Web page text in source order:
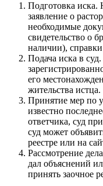
Подготовка иска.
заявление о
необходимые
свидетельство о
наличии),
Подача иска в
его
жительства истца.
Принятие мер по
известно
ответчика, суд
суд может
реестре или на
Рассмотрение
дал объяснений
принять заочное